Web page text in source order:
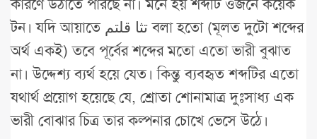
টন। যদি আয়াতে تثا قلتم বলা হতো (মূলত দুটো শব্দের
অর্থ একই) তবে পূর্বের শব্দের মতো এতো ভারী বুঝাত
না। উদ্দেশ্য ব্যর্থ হয়ে যেত। কিন্তু ব্যবহৃত শব্দটির এতো
যথার্থ প্রয়োগ হয়েছে যে, শ্রোতা শোনামাত্র দুঃসাধ্য এক
ভারী বোঝার চিত্র তার কল্পনার চোখে ভেসে উঠে।